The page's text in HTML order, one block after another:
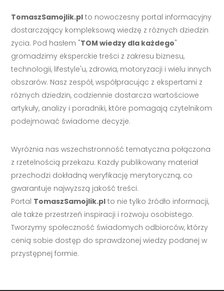
TomaszSamojlik.pl to nowoczesny portal informacyjny
dostarczający kompleksową wiedzę z różnych dziedzin
życia. Pod hasłem "TOM wiedzy dla każdego"
gromadzimy eksperckie treści z zakresu biznesu,
technologii, lifestyle'u, zdrowia, motoryzacji i wielu innych
obszarów. Nasz zespół, współpracując z ekspertami z
różnych dziedzin, codziennie dostarcza wartościowe
artykuły, analizy i poradniki, które pomagają czytelnikom
podejmować świadome decyzje.
Wyróżnia nas wszechstronność tematyczna połączona
z rzetelnością przekazu. Każdy publikowany materiał
przechodzi dokładną weryfikację merytoryczną, co
gwarantuje najwyższą jakość treści.
Portal TomaszSamojlik.pl to nie tylko źródło informacji,
ale także przestrzeń inspiracji i rozwoju osobistego.
Tworzymy społeczność świadomych odbiorców, którzy
cenią sobie dostęp do sprawdzonej wiedzy podanej w
przystępnej formie.